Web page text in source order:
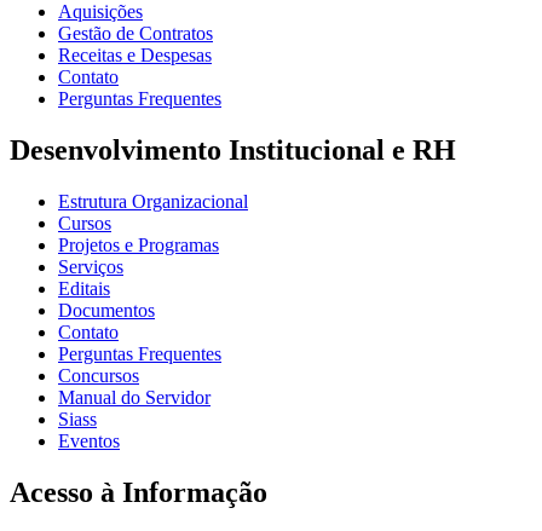
Aquisições
Gestão de Contratos
Receitas e Despesas
Contato
Perguntas Frequentes
Desenvolvimento Institucional e RH
Estrutura Organizacional
Cursos
Projetos e Programas
Serviços
Editais
Documentos
Contato
Perguntas Frequentes
Concursos
Manual do Servidor
Siass
Eventos
Acesso à Informação